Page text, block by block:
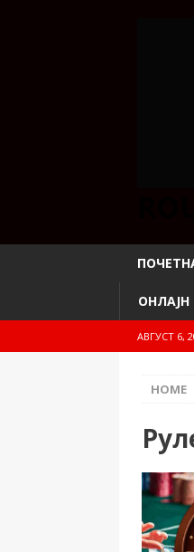
АВГУСТ 6,
HOME